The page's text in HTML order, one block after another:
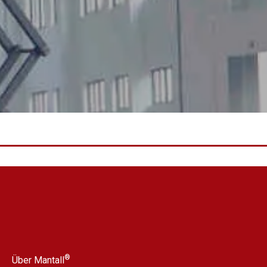
Über Mantall®